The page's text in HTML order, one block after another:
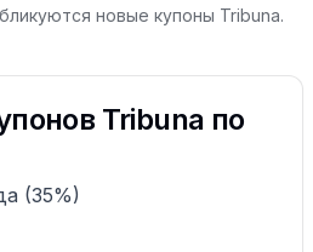
новые купоны Tribuna.
Tribuna по
(35%)